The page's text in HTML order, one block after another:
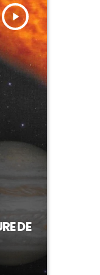
play_arrow
DE